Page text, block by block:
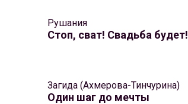
Рушания
Стоп, сват! Свадьба будет!
Загида (Ахмерова-Тинчурина)
Один шаг до мечты